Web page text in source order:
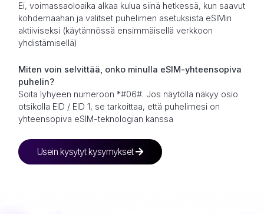
Ei, voimassaoloaika alkaa kulua siinä hetkessä, kun saavut
kohdemaahan ja valitset puhelimen asetuksista eSIMin
aktiiviseksi (käytännössä ensimmäisellä verkkoon
yhdistämisellä)
Miten voin selvittää, onko minulla eSIM-yhteensopiva
puhelin?
Soita lyhyeen numeroon *#06#. Jos näytöllä näkyy osio
otsikolla EID / EID 1, se tarkoittaa, että puhelimesi on
yhteensopiva eSIM-teknologian kanssa
Usein kysytyt kysymykset